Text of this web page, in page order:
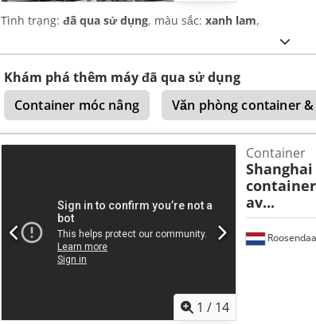
Tình trạng: đã qua sử dụng, màu sắc: xanh lam,
Khám phá thêm máy đã qua sử dụng
Container móc nâng
Văn phòng container
1 / 14
Container
container
av...